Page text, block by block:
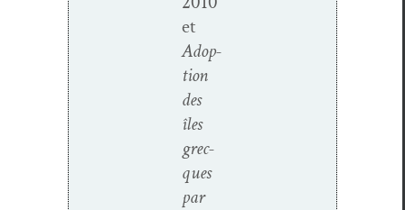
et
Adop­
tion
des
îles
grec­
ques
par